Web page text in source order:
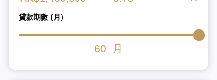
貸款期數 (月)
60 月